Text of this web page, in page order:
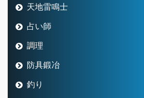
天地雷鳴士
占い師
調理
防具鍛冶
釣り